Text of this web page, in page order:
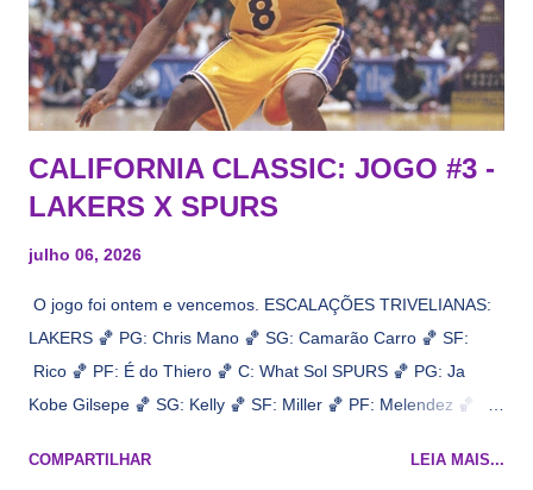
CALIFORNIA CLASSIC: JOGO #3 -
LAKERS X SPURS
julho 06, 2026
O jogo foi ontem e vencemos. ESCALAÇÕES TRIVELIANAS:
LAKERS 🏀 PG: Chris Mano 🏀 SG: Camarão Carro 🏀 SF:
Rico 🏀 PF: É do Thiero 🏀 C: What Sol SPURS 🏀 PG: Ja
Kobe Gilsepe 🏀 SG: Kelly 🏀 SF: Miller 🏀 PF: Melendez 🏀 C:
Na quadra Transmissão: NBA League Pass
COMPARTILHAR LEIA MAIS...